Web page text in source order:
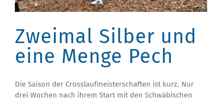
Zweimal Silber und
eine Menge Pech
Die Saison der Crosslaufmeisterschaften ist kurz. Nur
drei Wochen nach ihrem Start mit den Schwäbischen